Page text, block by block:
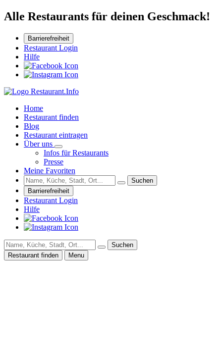
Alle Restaurants für deinen Geschmack!
Barrierefreiheit
Restaurant Login
Hilfe
Home
Restaurant finden
Blog
Restaurant eintragen
Über uns
Infos für Restaurants
Presse
Meine Favoriten
Suchen
Barrierefreiheit
Restaurant Login
Hilfe
Suchen
Restaurant finden
Menu